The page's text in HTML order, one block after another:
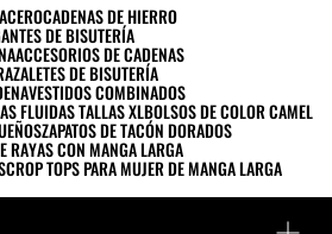
CADENAS DE HIERRO
DE BISUTERÍA
ACCESORIOS DE CADENAS
DE BISUTERÍA
VESTIDOS COMBINADOS
FLUIDAS TALLAS XLBOLSOS DE COLOR CAMEL
ZAPATOS DE TACÓN DORADOS
RAYAS CON MANGA LARGA
CROP TOPS PARA MUJER DE MANGA LARGA